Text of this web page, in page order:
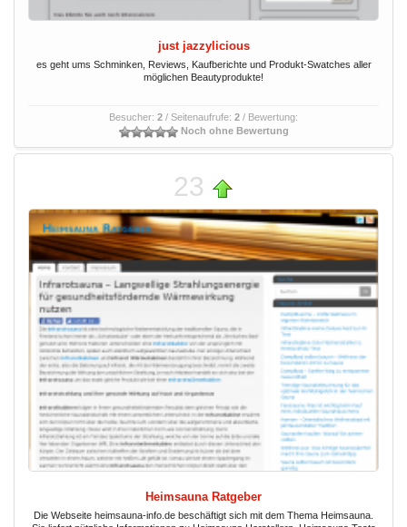
just jazzylicious
es geht ums Schminken, Reviews, Kaufberichte und Produkt-Swatches aller
möglichen Beautyprodukte!
Besucher: 2 / Seitenaufrufe: 2 / Bewertung:
Noch ohne Bewertung
23
Heimsauna Ratgeber
Die Webseite heimsauna-info.de beschäftigt sich mit dem Thema Heimsauna.